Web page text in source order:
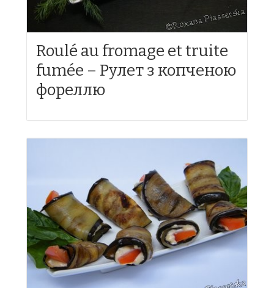
Roulé au fromage et truite
fumée – Рулет з копченою
фореллю